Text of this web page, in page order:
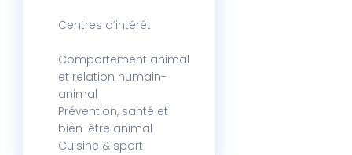
Centres d’intérêt
Comportement animal
et relation humain-
animal
Prévention, santé et
bien-être animal
Cuisine & sport